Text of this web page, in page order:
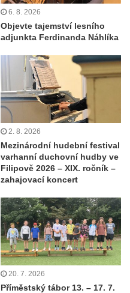
6. 8. 2026
Objevte tajemství lesního
adjunkta Ferdinanda Náhlíka
2. 8. 2026
Mezinárodní hudební festival
varhanní duchovní hudby ve
Filipově 2026 – XIX. ročník –
zahajovací koncert
20. 7. 2026
Příměstský tábor 13. – 17. 7.